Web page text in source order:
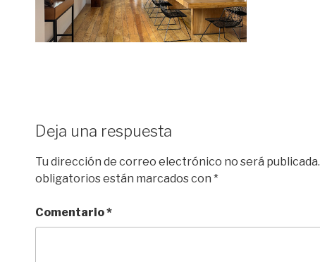
Deja una respuesta
Tu dirección de correo electrónico no será publicada.
obligatorios están marcados con *
Comentario*